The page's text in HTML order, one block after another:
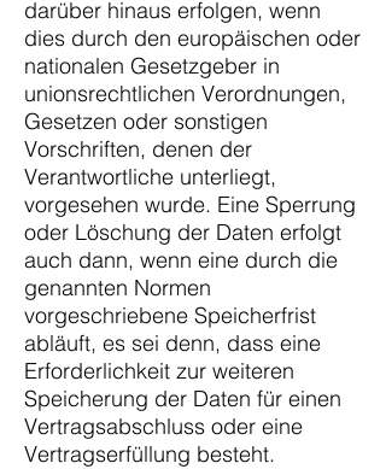
darüber hinaus erfolgen, wenn
dies durch den europäischen oder
nationalen Gesetzgeber in
unionsrechtlichen Verordnungen,
Gesetzen oder sonstigen
Vorschriften, denen der
Verantwortliche unterliegt,
vorgesehen wurde. Eine Sperrung
oder Löschung der Daten erfolgt
auch dann, wenn eine durch die
genannten Normen
vorgeschriebene Speicherfrist
abläuft, es sei denn, dass eine
Erforderlichkeit zur weiteren
Speicherung der Daten für einen
Vertragsabschluss oder eine
Vertragserfüllung besteht.